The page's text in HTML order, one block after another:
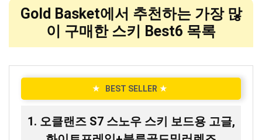
Gold Basket에서 추천하는 가장 많
이 구매한 스키 Best6 목록
★ BEST SELLER ★
1. 오클랜즈 S7 스노우 스키 보드용 고글,